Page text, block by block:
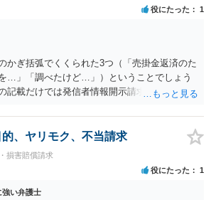
役にたった 1
かぎ括弧でくくられた3つ（「売掛金返済のた
…」「調べたけど…」）ということでしょう
記載だけでは発信者情報開示請求が認められ
偽計業務妨害、侮辱罪、ストーカー等に関す
いわれ」とのことですので、ご質問に書かれ
情があれば、回答は180度変わるかもしれませ
稿することは不適当と思われますので、弁護
いでしょう。
、ヤリモク、不当請求
損害賠償請求
役にたった 1
強い弁護士